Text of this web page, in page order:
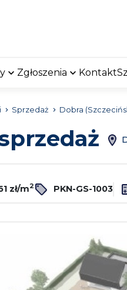
Zgłoszenia Kontakt
Sprzedaż Dobra
zł/m2 PKN-GS-1003